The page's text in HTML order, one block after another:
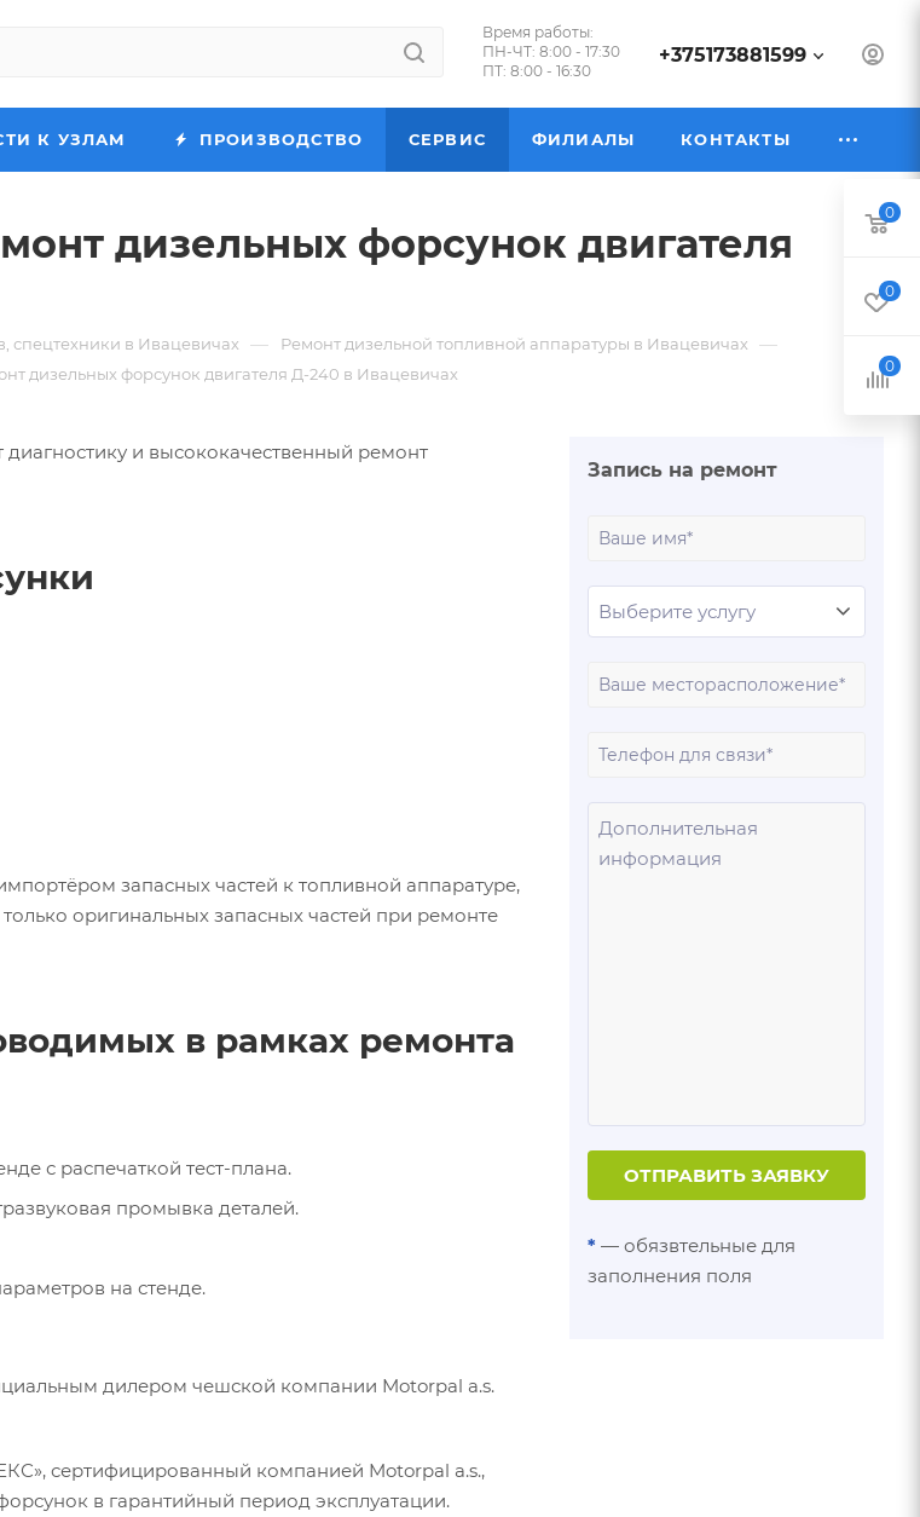
Время работы:
ПН-ЧТ: 8:00 - 17:30
ПТ: 8:00 - 16:30
+375173881599
К УЗЛАМ ПРОИЗВОДСТВО СЕРВИС ФИЛИАЛЫ КОНТАКТЫ
дизельных форсунок двигателя
спецтехники в Ивацевичах — Ремонт дизельной топливной аппаратуры в Ивацевичах —
дизельных форсунок двигателя Д-240 в Ивацевичах
и высококачественный ремонт
запасных частей к топливной аппаратуре,
оригинальных запасных частей при ремонте
в рамках ремонта
с распечаткой тест-плана.
промывка деталей.
на стенде.
дилером чешской компании Motorpal a.s.
сертифицированный компанией Motorpal a.s.,
в гарантийный период эксплуатации.
Запись на ремонт
ОТПРАВИТЬ ЗАЯВКУ
* — обязвтельные для
заполнения поля
0
0
0